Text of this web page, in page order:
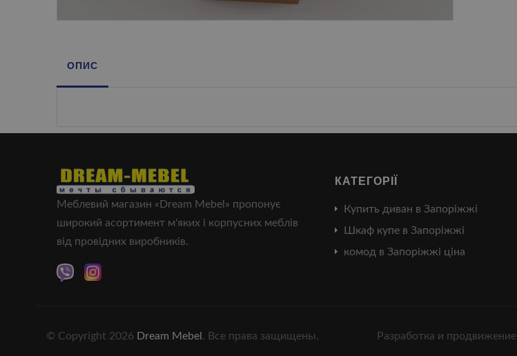
ОПИС
Меблевий магазин «Dream Mebel» пропонує
широкий асортимент м'яких і корпусних меблів
від провідних виробників.
КАТЕГОРІЇ
Купить диван в Запоріжжі
Шкаф купе в Запоріжжі
комод в Запоріжжі ціна
© Copyright 2026 Dream Mebel . Все права защищены. Разработка и продвижение